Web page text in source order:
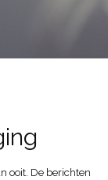
ooit. De berichten